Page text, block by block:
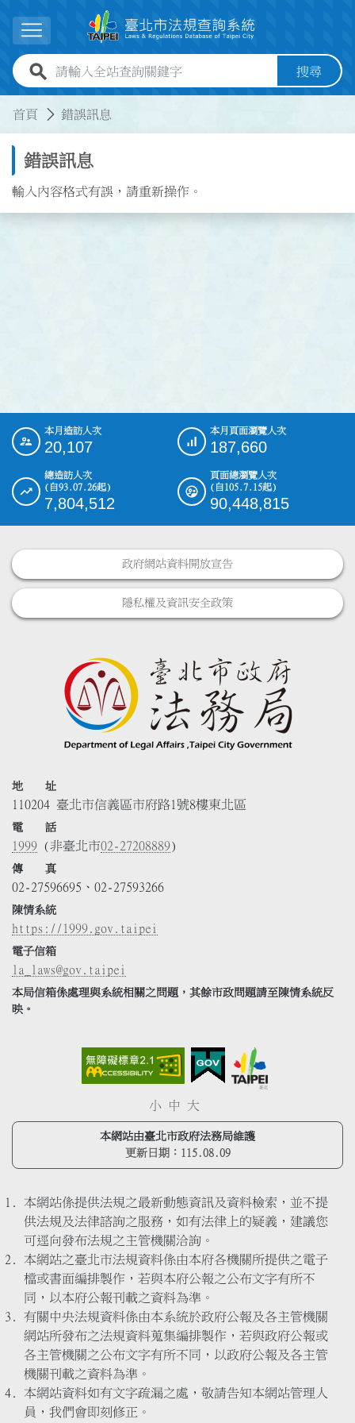
展開選單
全站查詢關鍵字欄位 搜尋
首頁 錯誤訊息
錯誤訊息
輸入內容格式有誤，請重新操作。
::: 本月造訪人次
20,107
本月頁面瀏覽人次
187,660
總造訪人次
(自93.07.26起)
7,804,512
頁面總瀏覽人次
(自105.7.15起)
90,448,815
政府網站資料開放宣告
隱私權及資訊安全政策
地 址
110204 臺北市信義區市府路1號8樓東北區
電 話
1999 (非臺北市02-27208889)
傳 真
02-27596695、02-27593266
陳情系統
https://1999.gov.taipei
電子信箱
la_laws@gov.taipei
本局信箱係處理與系統相關之問題，其餘市政問題請至陳情系統反
映。
小 中 大
本網站由臺北市政府法務局維護
更新日期： 115.08.09
本網站係提供法規之最新動態資訊及資料檢索，並不提
供法規及法律諮詢之服務，如有法律上的疑義，建議您
可逕向發布法規之主管機關洽詢。
本網站之臺北市法規資料係由本府各機關所提供之電子
檔或書面編排製作，若與本府公報之公布文字有所不
同，以本府公報刊載之資料為準。
有關中央法規資料係由本系統於政府公報及各主管機關
網站所發布之法規資料蒐集編排製作，若與政府公報或
各主管機關之公布文字有所不同，以政府公報及各主管
機關刊載之資料為準。
本網站資料如有文字疏漏之處，敬請告知本網站管理人
員，我們會即刻修正。